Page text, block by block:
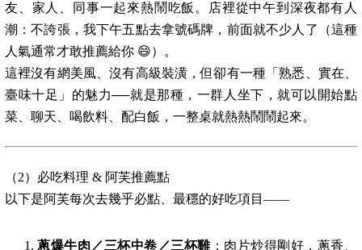
友、家人、同事一起來熱鬧吃飯。店裡從中午到深夜都有人
潮：不誇張，我下午五點去拿號碼牌，前面就不少人了（這種
人氣通常才敢推薦給你 😄）。
這裡沒有網美風、沒有高級裝潢，但卻有一種「熟悉、實在、
臺味十足」的魅力──就是那種，一群人坐下，就可以開始點
菜、聊天、喝飲料、配白飯，一整桌就熱熱鬧鬧起來。
（2）必吃料理 & 阿芙推薦點
以下是阿芙每次去幾乎必點、最穩的好吃項目——
蔥爆牛肉／三杯中卷／三杯雞：肉片炒得剛好，蔥香、